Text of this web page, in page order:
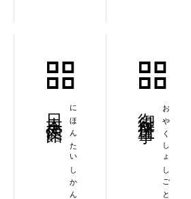
にほんたいしかん おやくしょしごと